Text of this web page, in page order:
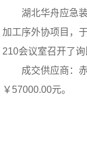
湖北华舟应急
加工序外协项目 ，
210会议室召开了
成交供应商：
￥57000.00元。
湖北华舟